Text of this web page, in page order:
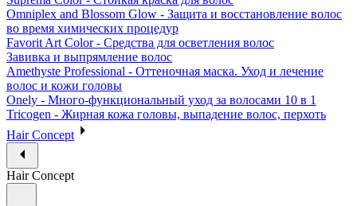
Omniplex and Blossom Glow - Защита и восстановление волос
во время химических процедур
Favorit Art Color - Средства для осветления волос
Завивка и выпрямление волос
Amethyste Professional - Оттеночная маска. Уход и лечение
волос и кожи головы
Onely - Много-функциональный уход за волосами 10 в 1
Tricogen - Жирная кожа головы, выпадение волос, перхоть
Hair Concept
Hair Concept